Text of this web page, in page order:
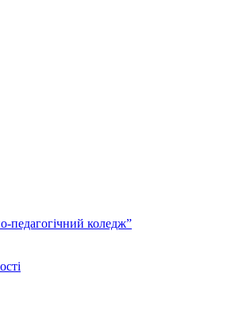
педагогічний коледж”